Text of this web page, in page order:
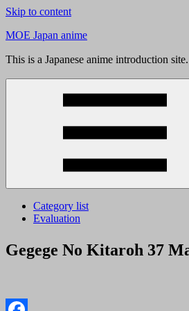
Skip to content
MOE Japan anime
Category list
Evaluation
Gegege No Kitaroh 37